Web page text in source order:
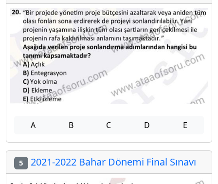
A B C D E
5 2021-2022 Bahar Dönemi Final Sınavı